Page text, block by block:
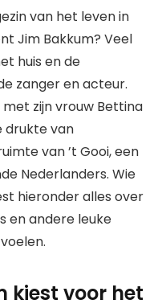
van het leven in
Jim Bakkum? Veel
huis en de
zanger en acteur.
zijn vrouw Bettina
drukte van
van ’t Gooi, een
Nederlanders. Wie
hieronder alles over
en andere leuke
kiest voor het